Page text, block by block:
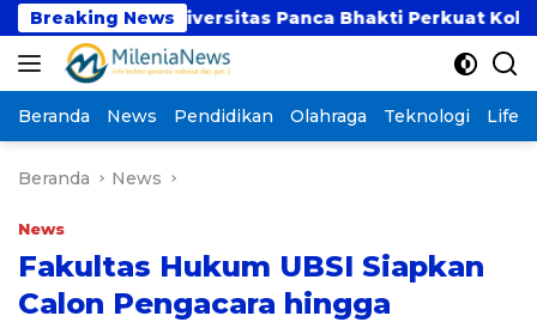
Langsung
ke
konten
Breaking News
dan Universitas Panca Bhakti Perkuat Kolaborasi
Beranda News Pendidikan Olahraga Teknologi
Beranda News
News
Fakultas Hukum UBSI Siapkan
Calon Pengacara hingga